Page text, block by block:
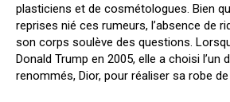
plasticiens et de cosmétologues. Bien
reprises nié ces rumeurs, l’absence de
son corps soulève des questions.
Donald Trump en 2005, elle a choisi l’un
renommés, Dior, pour réaliser sa robe de